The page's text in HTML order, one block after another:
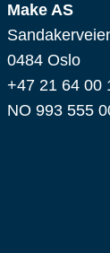
Make AS
0484 Oslo
+47 21 64 00
NO 993 555